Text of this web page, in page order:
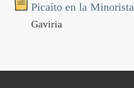
Picaíto en la Minorista
Gaviria